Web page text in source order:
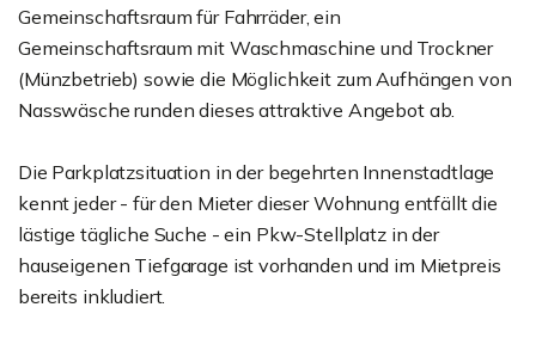
Gemeinschaftsraum für Fahrräder, ein
Gemeinschaftsraum mit Waschmaschine und Trockner
(Münzbetrieb) sowie die Möglichkeit zum Aufhängen von
Nasswäsche runden dieses attraktive Angebot ab.
Die Parkplatzsituation in der begehrten Innenstadtlage
kennt jeder - für den Mieter dieser Wohnung entfällt die
lästige tägliche Suche - ein Pkw-Stellplatz in der
hauseigenen Tiefgarage ist vorhanden und im Mietpreis
bereits inkludiert.